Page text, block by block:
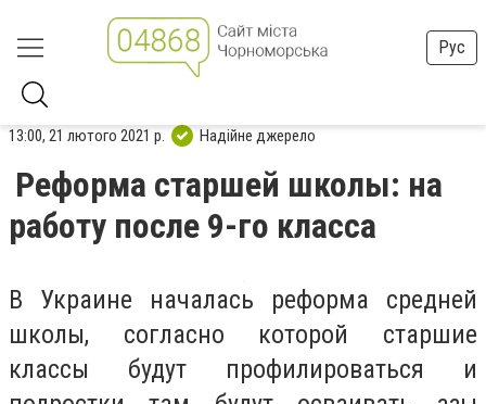
Рус
13:00, 21 лютого 2021 р. Надійне джерело
Реформа старшей школы: на
работу после 9-го класса
В Украине началась реформа средней
школы, согласно которой старшие
классы будут профилироваться и